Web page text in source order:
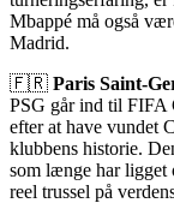
Mbappé må også
Madrid.
🇫🇷 Paris Saint-
PSG går ind til FIFA
efter at have vundet
klubbens historie.
som længe har ligget
reel trussel på